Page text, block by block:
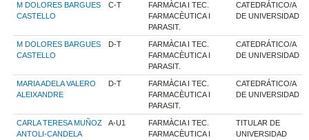
M DOLORES BARGUES
CASTELLO
C-T
FARMÀCIA I TEC.
FARMACÈUTICA I
PARASIT.
CATEDRÁTICO/A
DE UNIVERSIDAD
M DOLORES BARGUES
CASTELLO
D-T
FARMÀCIA I TEC.
FARMACÈUTICA I
PARASIT.
CATEDRÁTICO/A
DE UNIVERSIDAD
MARIA ADELA VALERO
ALEIXANDRE
D-T
FARMÀCIA I TEC.
FARMACÈUTICA I
PARASIT.
CATEDRÁTICO/A
DE UNIVERSIDAD
CARLA TERESA MUÑOZ
ANTOLI-CANDELA
A-U1
FARMÀCIA I TEC.
FARMACÈUTICA I
TITULAR DE
UNIVERSIDAD